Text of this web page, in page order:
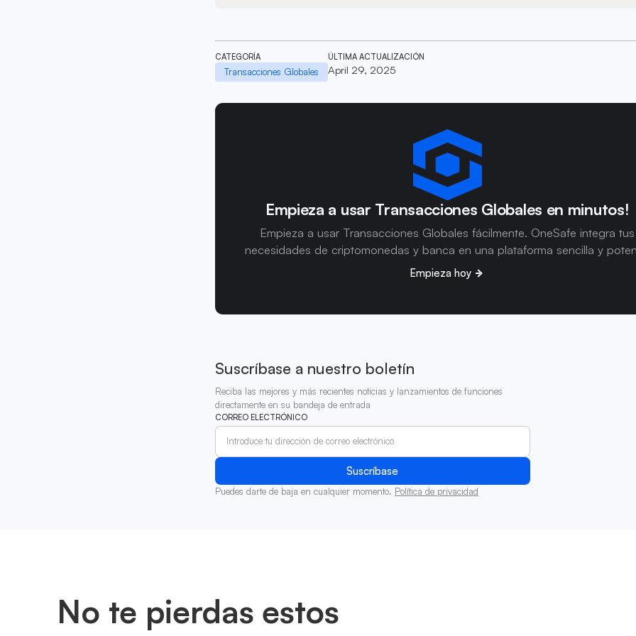
CATEGORÍA
Transacciones Globales
ÚLTIMA ACTUALIZACIÓN
April 29, 2025
Empieza a usar Transacciones Globales en minutos!
Empieza a usar Transacciones Globales fácilmente. OneSafe integra tus
necesidades de criptomonedas y banca en una plataforma sencilla y
Empieza hoy
Suscríbase a nuestro boletín
Reciba las mejores y más recientes noticias y lanzamientos de funciones
directamente en su bandeja de entrada
CORREO ELECTRÓNICO
Puedes darte de baja en cualquier momento. Política de privacidad
No te pierdas estos